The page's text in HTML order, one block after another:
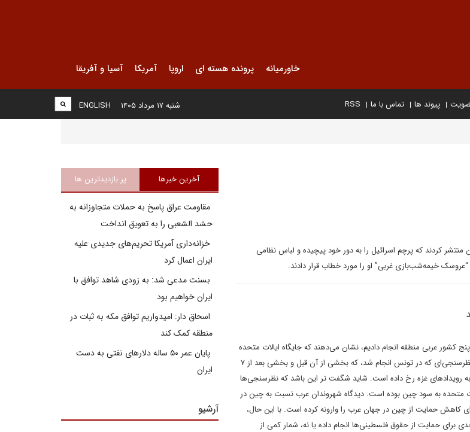
خاورمیانه پرونده هسته ای اروپا آمریکا آسیا و آفریقا
پیوند ها تماس با ما RSS
ENGLISH شنبه ۱۷ مرداد ۱۴۰۵
منتشر کردند که پرچم اسرائیل را به دور خود پیچیده و لباس نظامی
“عروسک خیمه‌شب‌بازی غربی” او را مورد خطاب قرار دادند.
که ما در اواخر ۲۰۲۳ و اوایل ۲۰۲۴ در پنج کشور عربی منطقه انجام دادیم، نشان می‌دهند که جایگاه ایالات متحده
در میان شهروندان عرب به شدت کاهش یافته است. نظرسنجی‌ای که در تونس انجام شد، که بخشی از آن قبل و بخشی بعد از ۷
به رویدادهای غزه رخ داده است. شاید شگفت تر این باشد که نظرسنجی‌ها
متحده به سود چین بوده است. دیدگاه شهروندان عرب نسبت به چین در
کاهش حمایت از چین در جهان عرب را وارونه کرده است. با این حال،
برای حمایت از حقوق فلسطینی‌ها انجام داده یا نه، شمار کمی از
آخرین خبرها پر بازدیدترین ها
مقاومت عراق پاسخ به حملات متجاوزانه به
حشد الشعبی را به تعویق انداخت
خزانه‌داری آمریکا تحریم‌های جدیدی علیه
ایران اعمال کرد
بسنت مدعی شد: به زودی شاهد توافق با
ایران خواهیم بود
اسحاق دار: امیدواریم توافق مکه به ثبات در
منطقه کمک کند
پایان عمر ۵۰ ساله دلارهای نفتی به دست
ایران
آرشیو